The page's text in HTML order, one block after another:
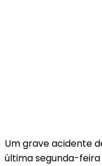
Um grave acidente
última segunda-feira